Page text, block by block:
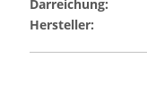
Darreichung:
Hersteller: